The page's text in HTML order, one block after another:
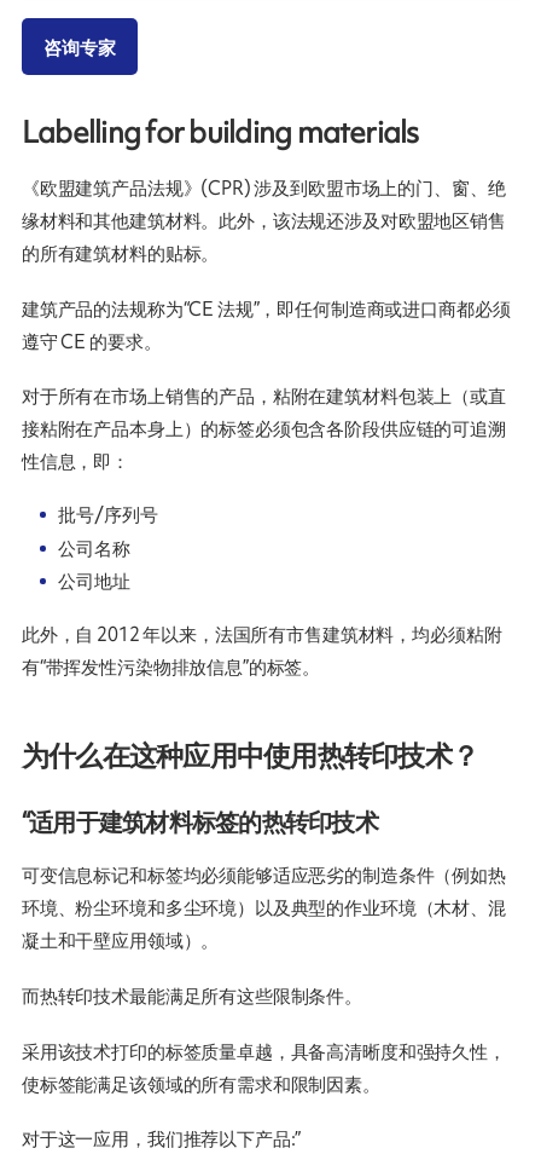
Labelling for building materials
《欧盟建筑产品法规》(CPR) 涉及到欧盟市场上的门、窗、绝
缘材料和其他建筑材料。此外，该法规还涉及对欧盟地区销售
的所有建筑材料的贴标。
建筑产品的法规称为“CE 法规”，即任何制造商或进口商都必须
遵守 CE 的要求。
对于所有在市场上销售的产品，粘附在建筑材料包装上（或直
接粘附在产品本身上）的标签必须包含各阶段供应链的可追溯
性信息，即：
批号/序列号
公司名称
公司地址
此外，自 2012 年以来，法国所有市售建筑材料，均必须粘附
有“带挥发性污染物排放信息”的标签。
为什么在这种应用中使用热转印技术？
“适用于建筑材料标签的热转印技术
可变信息标记和标签均必须能够适应恶劣的制造条件（例如热
环境、粉尘环境和多尘环境）以及典型的作业环境（木材、混
凝土和干壁应用领域）。
而热转印技术最能满足所有这些限制条件。
采用该技术打印的标签质量卓越，具备高清晰度和强持久性，
使标签能满足该领域的所有需求和限制因素。
对于这一应用，我们推荐以下产品:”
咨询专家